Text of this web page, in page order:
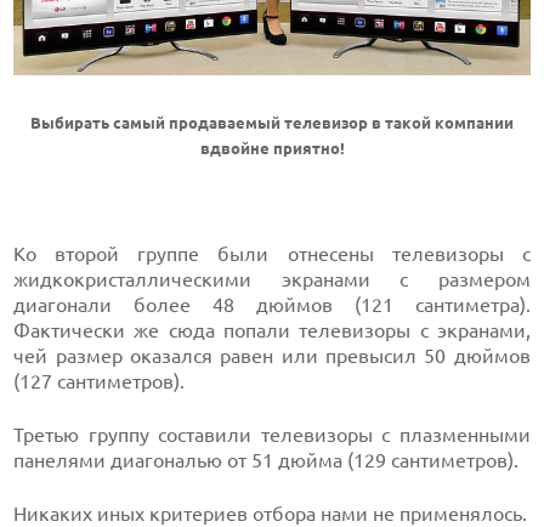
Выбирать самый продаваемый телевизор в такой компании
вдвойне приятно!
Ко второй группе были отнесены телевизоры с
жидкокристаллическими экранами с размером
диагонали более 48 дюймов (121 сантиметра).
Фактически же сюда попали телевизоры с экранами,
чей размер оказался равен или превысил 50 дюймов
(127 сантиметров).
Третью группу составили телевизоры с плазменными
панелями диагональю от 51 дюйма (129 сантиметров).
Никаких иных критериев отбора нами не применялось.